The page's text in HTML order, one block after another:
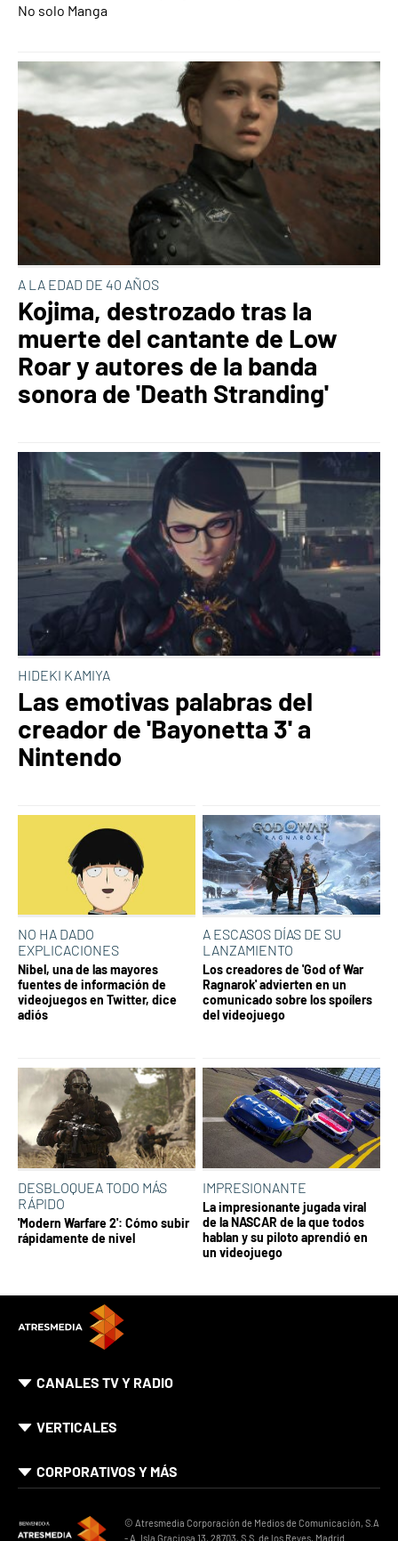
No solo Manga
A LA EDAD DE 40 AÑOS
Kojima, destrozado tras la
muerte del cantante de Low
Roar y autores de la banda
sonora de 'Death Stranding'
HIDEKI KAMIYA
Las emotivas palabras del
creador de 'Bayonetta 3' a
Nintendo
NO HA DADO
EXPLICACIONES
Nibel, una de las mayores
fuentes de información de
videojuegos en Twitter, dice
adiós
A ESCASOS DÍAS DE SU
LANZAMIENTO
Los creadores de 'God of War
Ragnarok' advierten en un
comunicado sobre los spoílers
del videojuego
DESBLOQUEA TODO MÁS
RÁPIDO
'Modern Warfare 2': Cómo subir
rápidamente de nivel
IMPRESIONANTE
La impresionante jugada viral
de la NASCAR de la que todos
hablan y su piloto aprendió en
un videojuego
CANALES TV Y RADIO
VERTICALES
CORPORATIVOS Y MÁS
© Atresmedia Corporación de Medios de Comunicación, S.A
- A. Isla Graciosa 13, 28703, S.S. de los Reyes, Madrid.